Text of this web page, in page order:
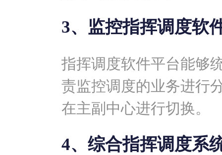
3、监控指挥调度软
指挥调度软件平台能够
责监控调度的业务进行
在主副中心进行切换。
4、综合指挥调度系